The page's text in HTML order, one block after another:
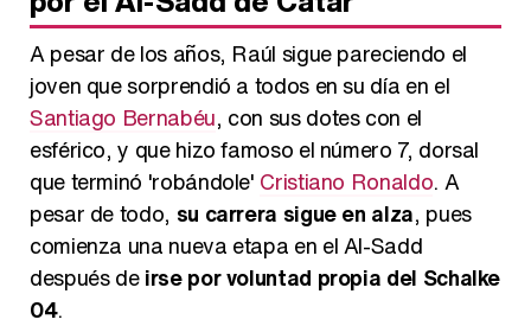
A pesar de los años, Raúl sigue pareciendo el
joven que sorprendió a todos en su día en el
Santiago Bernabéu, con sus dotes con el
esférico, y que hizo famoso el número 7, dorsal
que terminó 'robándole' Cristiano Ronaldo. A
pesar de todo, su carrera sigue en alza, pues
comienza una nueva etapa en el Al-Sadd
después deirse por voluntad propia del Schalke
04.